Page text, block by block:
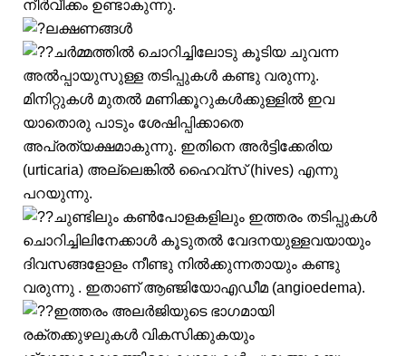
നീർവീക്കം ഉണ്ടാകുന്നു.
ലക്ഷണങ്ങൾ
ചർമ്മത്തിൽ ചൊറിച്ചിലോടു കൂടിയ ചുവന്ന
അൽപ്പായുസുള്ള തടിപ്പുകൾ കണ്ടു വരുന്നു.
മിനിറ്റുകൾ മുതൽ മണിക്കൂറുകൾക്കുള്ളിൽ ഇവ
യാതൊരു പാടും ശേഷിപ്പിക്കാതെ
അപ്രത്യക്ഷമാകുന്നു. ഇതിനെ അർട്ടിക്കേരിയ
(urticaria) അല്ലെങ്കിൽ ഹൈവ്സ് (hives) എന്നു
പറയുന്നു.
ചുണ്ടിലും കൺപോളകളിലും ഇത്തരം തടിപ്പുകൾ
ചൊറിച്ചിലിനേക്കാൾ കൂടുതൽ വേദനയുള്ളവയായും
ദിവസങ്ങളോളം നീണ്ടു നിൽക്കുന്നതായും കണ്ടു
വരുന്നു . ഇതാണ് ആഞ്ജിയോഎഡീമ (angioedema).
ഇത്തരം അലർജിയുടെ ഭാഗമായി
രക്തക്കുഴലുകൾ വികസിക്കുകയും